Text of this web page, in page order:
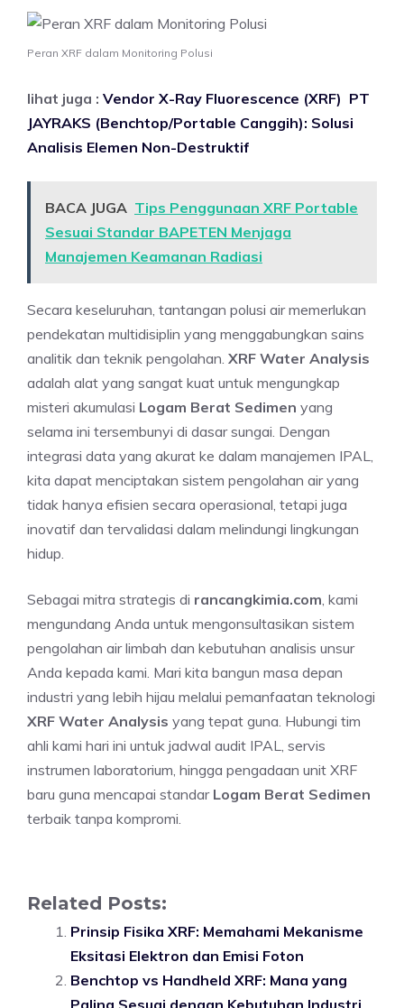
Peran XRF dalam Monitoring Polusi
lihat juga : Vendor X-Ray Fluorescence (XRF) PT
JAYRAKS (Benchtop/Portable Canggih): Solusi
Analisis Elemen Non-Destruktif
BACA JUGA Tips Penggunaan XRF Portable
Sesuai Standar BAPETEN Menjaga
Manajemen Keamanan Radiasi
Secara keseluruhan, tantangan polusi air memerlukan
pendekatan multidisiplin yang menggabungkan sains
analitik dan teknik pengolahan. XRF Water Analysis
adalah alat yang sangat kuat untuk mengungkap
misteri akumulasi Logam Berat Sedimen yang
selama ini tersembunyi di dasar sungai. Dengan
integrasi data yang akurat ke dalam manajemen IPAL,
kita dapat menciptakan sistem pengolahan air yang
tidak hanya efisien secara operasional, tetapi juga
inovatif dan tervalidasi dalam melindungi lingkungan
hidup.
Sebagai mitra strategis di rancangkimia.com , kami
mengundang Anda untuk mengonsultasikan sistem
pengolahan air limbah dan kebutuhan analisis unsur
Anda kepada kami. Mari kita bangun masa depan
industri yang lebih hijau melalui pemanfaatan teknologi
XRF Water Analysis yang tepat guna. Hubungi tim
ahli kami hari ini untuk jadwal audit IPAL, servis
instrumen laboratorium, hingga pengadaan unit XRF
baru guna mencapai standar Logam Berat Sedimen
terbaik tanpa kompromi.
Related Posts:
Prinsip Fisika XRF: Memahami Mekanisme
Eksitasi Elektron dan Emisi Foton
Benchtop vs Handheld XRF: Mana yang
Paling Sesuai dengan Kebutuhan Industri